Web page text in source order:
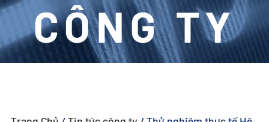
- - Hệ Thống Anti-Drone Cố Định
- - - ND-BU001 Hệ Thống Anti-Drone Tiêu Chuẩn
- - - ND-BU002 Hệ Thống Anti-Drone Cao Cấp
- - - ND-BU004 Hệ Thống Anti-Drone An Ninh Cơ Sở
CÔNG TY